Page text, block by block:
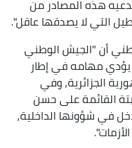
هذه المصادر من
التي لا يصدقها عاقل".
أن "الجيش الوطني
مهامه في إطار
الجزائرية, وفي
القائمة على حسن
في شؤونها الداخلية,